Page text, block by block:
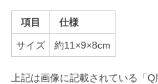
項目 仕様
サイズ 約11×9×8cm
上記は画像に記載されている「